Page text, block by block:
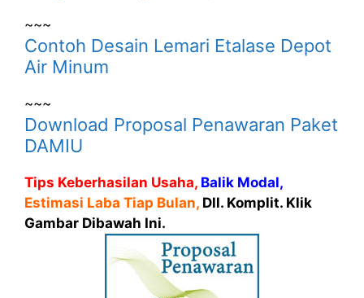
~~~
Contoh Desain Lemari Etalase Depot
Air Minum
~~~
Download Proposal Penawaran Paket
DAMIU
Tips Keberhasilan Usaha, Balik Modal,
Estimasi Laba Tiap Bulan, Dll. Komplit. Klik
Gambar Dibawah Ini.